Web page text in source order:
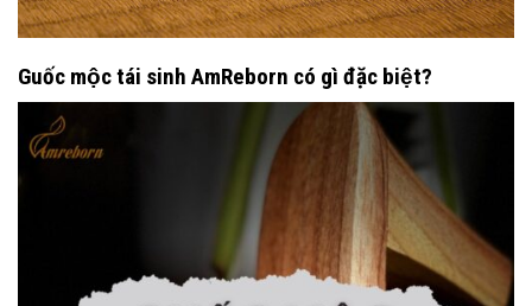
Guốc mộc tái sinh AmReborn có gì đặc biệt?